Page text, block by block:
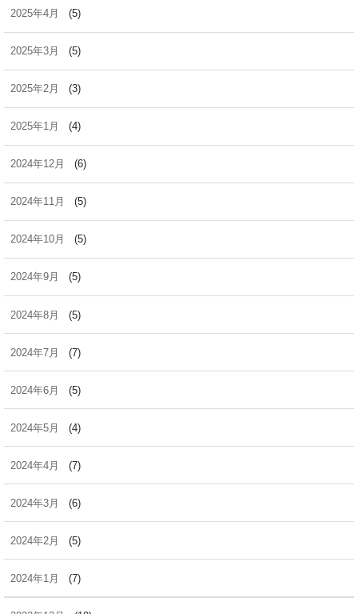
2025年4月 (5)
2025年3月 (5)
2025年2月 (3)
2025年1月 (4)
2024年12月 (6)
2024年11月 (5)
2024年10月 (5)
2024年9月 (5)
2024年8月 (5)
2024年7月 (7)
2024年6月 (5)
2024年5月 (4)
2024年4月 (7)
2024年3月 (6)
2024年2月 (5)
2024年1月 (7)